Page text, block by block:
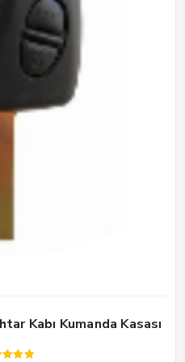
Kabı Kumanda Kasası